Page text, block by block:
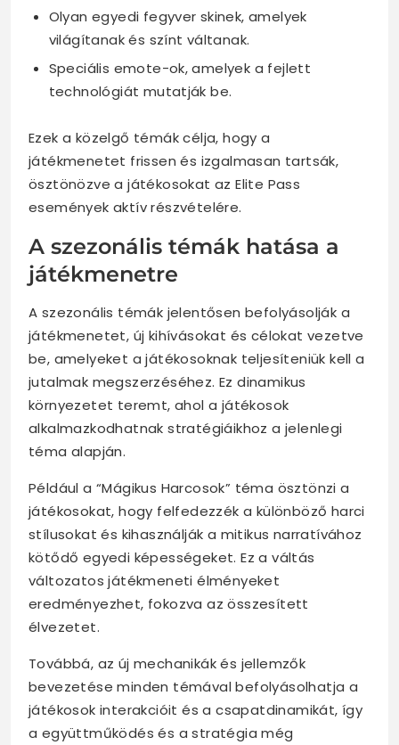
Olyan egyedi fegyver skinek, amelyek
világítanak és színt váltanak.
Speciális emote-ok, amelyek a fejlett
technológiát mutatják be.
Ezek a közelgő témák célja, hogy a
játékmenetet frissen és izgalmasan tartsák,
ösztönözve a játékosokat az Elite Pass
események aktív részvételére.
A szezonális témák hatása a
játékmenetre
A szezonális témák jelentősen befolyásolják a
játékmenetet, új kihívásokat és célokat vezetve
be, amelyeket a játékosoknak teljesíteniük kell a
jutalmak megszerzéséhez. Ez dinamikus
környezetet teremt, ahol a játékosok
alkalmazkodhatnak stratégiáikhoz a jelenlegi
téma alapján.
Például a “Mágikus Harcosok” téma ösztönzi a
játékosokat, hogy felfedezzék a különböző harci
stílusokat és kihasználják a mitikus narratívához
kötődő egyedi képességeket. Ez a váltás
változatos játékmeneti élményeket
eredményezhet, fokozva az összesített
élvezetet.
Továbbá, az új mechanikák és jellemzők
bevezetése minden témával befolyásolhatja a
játékosok interakcióit és a csapatdinamikát, így
a együttműködés és a stratégia még